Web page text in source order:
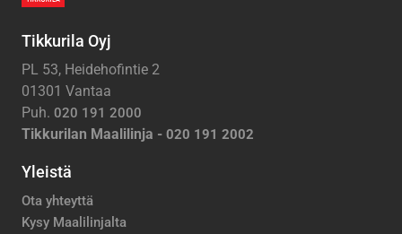
Tikkurila Oyj
PL 53, Heidehofintie 2
01301 Vantaa
Puh. 020 191 2000
Tikkurilan Maalilinja - 020 191 2002
Yleistä
Ota yhteyttä
Kysy Maalilinjalta